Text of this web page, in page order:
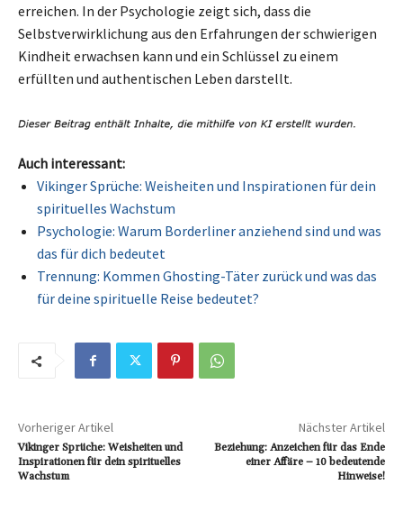
erreichen. In der Psychologie zeigt sich, dass die
Selbstverwirklichung aus den Erfahrungen der schwierigen
Kindheit erwachsen kann und ein Schlüssel zu einem
erfüllten und authentischen Leben darstellt.
Auch interessant:
Vikinger Sprüche: Weisheiten und Inspirationen für dein
spirituelles Wachstum
Psychologie: Warum Borderliner anziehend sind und was
das für dich bedeutet
Trennung: Kommen Ghosting-Täter zurück und was das
für deine spirituelle Reise bedeutet?
Vorheriger Artikel
Vikinger Sprüche: Weisheiten und
Inspirationen für dein spirituelles
Wachstum
Nächster Artikel
Beziehung: Anzeichen für das Ende
einer Affäre – 10 bedeutende
Hinweise!